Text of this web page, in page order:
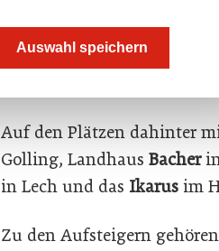
Auswahl speichern
Déjà-vu beim Falstaff-
SteiereckPlatz eins. Und
maximale Punktzahl von
Auf den Plätzen dahinter
Golling, Landhaus Bacher
in Lech und das Ikarus im
Zu den Aufsteigern